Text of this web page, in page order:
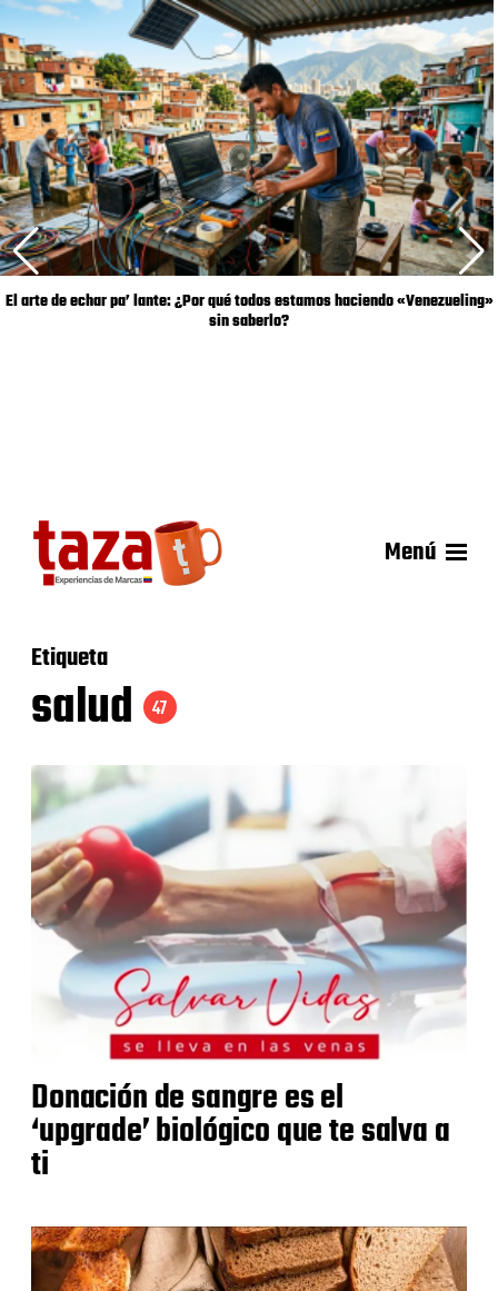
El arte de echar pa’ lante: ¿Por qué todos estamos haciendo «Venezueling»
sin saberlo?
Menú
Etiqueta
salud 47
Donación de sangre es el
‘upgrade’ biológico que te salva a
ti